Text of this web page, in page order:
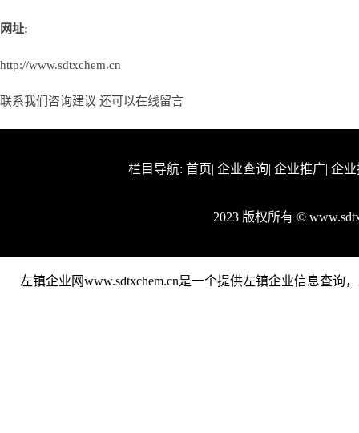
网址:
http://www.sdtxchem.cn
联系我们咨询建议 还可以在线留言
栏目导航: 首页| 企业查询| 企业推广| 企
2023 版权所有 ©
左镇企业网www.sdtxchem.cn是一个提供左镇企业信息查